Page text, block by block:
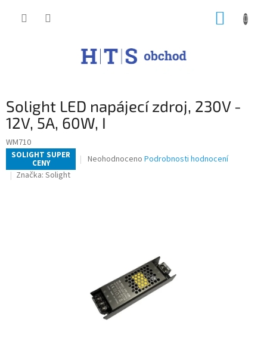
Solight LED napájecí zdroj, 230V -
12V, 5A, 60W, I
WM710
SOLIGHT SUPER
CENY
Průměrné
Neohodnoceno Podrobnosti hodnocení
Značka: Solight